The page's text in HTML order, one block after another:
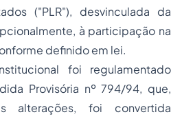
("PLR"), desvinculada da
à participação na
definido em lei.
foi regulamentado
Provisória nº 794/94, que,
alterações, foi convertida